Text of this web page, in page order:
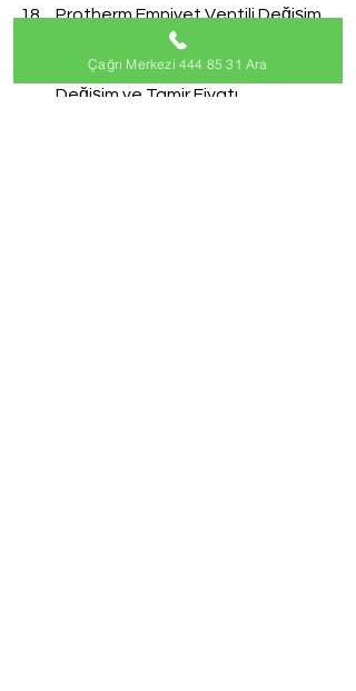
Protherm Emniyet Ventili Değişim
ve Tamir Fiyatı
Protherm Doldurma Musluğu
Değişim ve Tamir Fiyatı
Çağrı Merkezi 444 85 31 Ara